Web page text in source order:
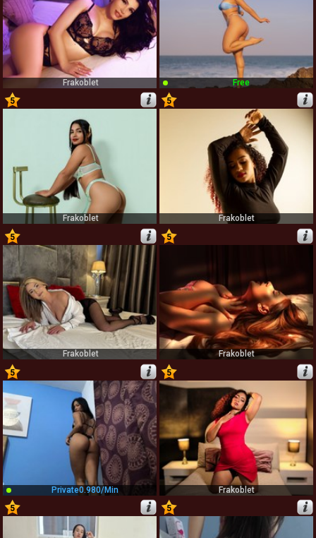
Frakoblet
Free
5
Frakoblet
5
Frakoblet
5
75
Frakoblet
5
Frakoblet
5
Private0.980/min
5
78
Frakoblet
5
5
80